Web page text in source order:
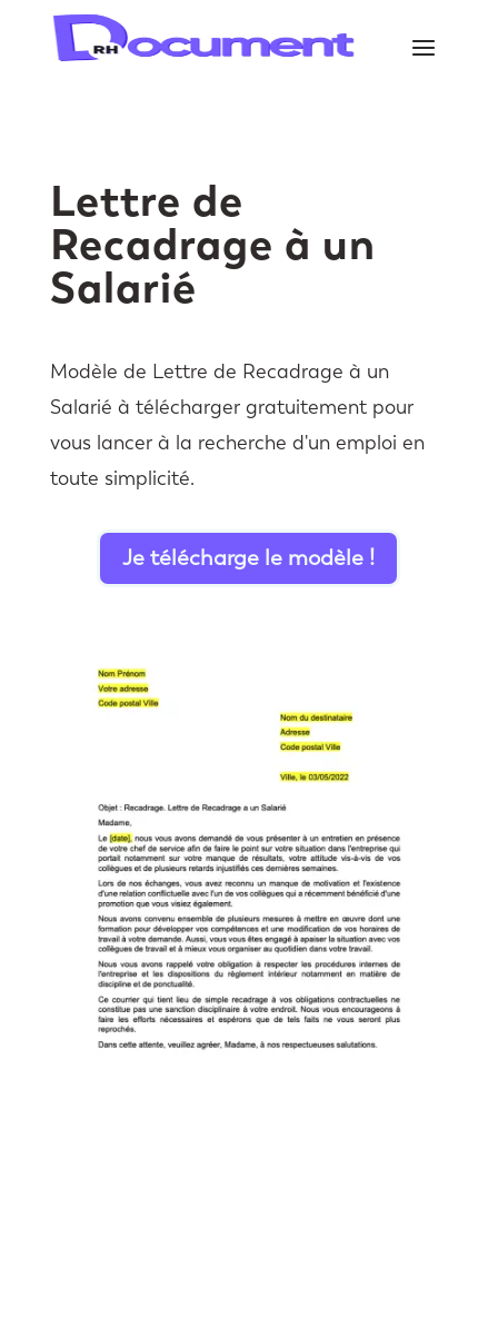
Lettre de
Recadrage à un
Salarié
Modèle de Lettre de Recadrage à un
Salarié à télécharger gratuitement pour
vous lancer à la recherche d'un emploi en
toute simplicité.
Je télécharge le modèle !